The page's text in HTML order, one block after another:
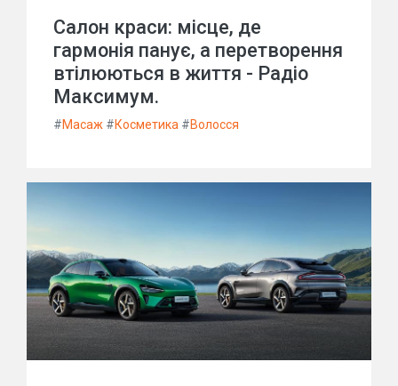
Салон краси: місце, де
гармонія панує, а перетворення
втілюються в життя - Радіо
Максимум.
#Масаж #Косметика #Волосся